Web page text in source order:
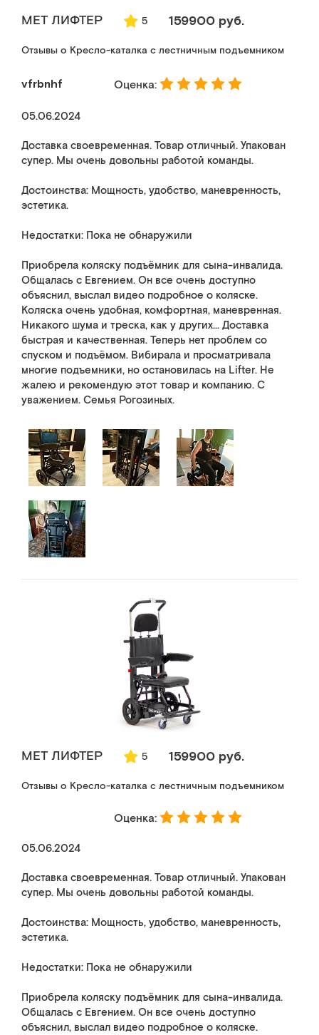
MET ЛИФТЕР 5 159900 руб.
Отзывы о Кресло-каталка с лестничным подъемником
vfrbnhf Оценка:
05.06.2024
Доставка своевременная. Товар отличный. Упакован
супер. Мы очень довольны работой команды.
Достоинства: Мощность, удобство, маневренность,
эстетика.
Недостатки: Пока не обнаружили
Приобрела коляску подъёмник для сына-инвалида.
Общалась с Евгением. Он все очень доступно
объяснил, выслал видео подробное о коляске.
Коляска очень удобная, комфортная, маневренная.
Никакого шума и треска, как у других... Доставка
быстрая и качественная. Теперь нет проблем со
спуском и подъёмом. Вибирала и просматривала
многие подъемники, но остановилась на Lifter. Не
жалею и рекомендую этот товар и компанию. С
уважением. Семья Рогозиных.
MET ЛИФТЕР 5 159900 руб.
Отзывы о Кресло-каталка с лестничным подъемником
Оценка:
05.06.2024
Доставка своевременная. Товар отличный. Упакован
супер. Мы очень довольны работой команды.
Достоинства: Мощность, удобство, маневренность,
эстетика.
Недостатки: Пока не обнаружили
Приобрела коляску подъёмник для сына-инвалида.
Общалась с Евгением. Он все очень доступно
объяснил, выслал видео подробное о коляске.